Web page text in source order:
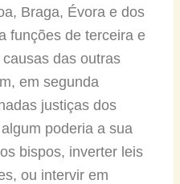
Braga, Évora e dos
funções de terceira e
das outras
em segunda
justiças dos
poderia a sua
bispos, inverter leis
ou intervir em